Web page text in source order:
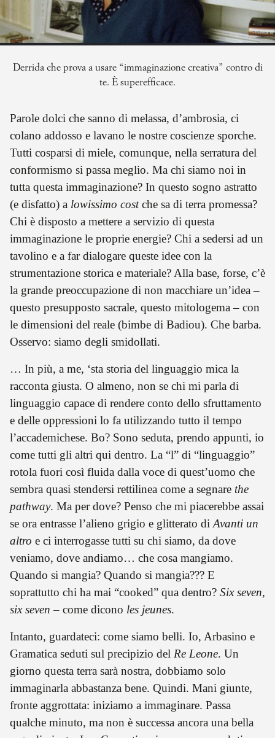
Derrida che prova a usare “immaginazione creativa” contro di
te. È superefficace.
Parole dolci che sanno di melassa, d’ambrosia, ci
colano addosso e lavano le nostre coscienze sporche.
Tutti cosparsi di miele, comunque, nella serratura del
conformismo si passa meglio. Ma chi siamo noi in
tutta questa immaginazione? In questo sogno astratto
(e disfatto) a lowissimo costche sa di terra promessa?
Chi è disposto a mettere a servizio di questa
immaginazione le proprie energie? Chi a sedersi ad un
tavolino e a far dialogare queste idee con la
strumentazione storica e materiale? Alla base, forse, c’è
la grande preoccupazione di non macchiare un’idea –
questo presupposto sacrale, questo mitologema – con
le dimensioni del reale (bimbe di Badiou). Che barba.
Osservo: siamo degli smidollati.
… In più, a me, ‘sta storia del linguaggio mica la
racconta giusta. O almeno, non se chi mi parla di
linguaggio capace di rendere conto dello sfruttamento
e delle oppressioni lo fa utilizzando tutto il tempo
l’accademichese. Bo? Sono seduta, prendo appunti, io
come tutti gli altri qui dentro. La “l” di “linguaggio”
rotola fuori così fluida dalla voce di quest’uomo che
sembra quasi stendersi rettilinea come a segnare the
pathway. Ma per dove? Penso che mi piacerebbe assai
se ora entrasse l’alieno grigio e glitterato di Avanti un
altro e ci interrogasse tutti su chi siamo, da dove
veniamo, dove andiamo… che cosa mangiamo.
Quando si mangia? Quando si mangia??? E
soprattutto chi ha mai “cooked” qua dentro? Six seven,
six seven – come dicono les jeunes.
Intanto, guardateci: come siamo belli. Io, Arbasino e
Gramatica seduti sul precipizio del Re Leone. Un
giorno questa terra sarà nostra, dobbiamo solo
immaginarla abbastanza bene. Quindi. Mani giunte,
fronte aggrottata: iniziamo a immaginare. Passa
qualche minuto, ma non è successa ancora una bella